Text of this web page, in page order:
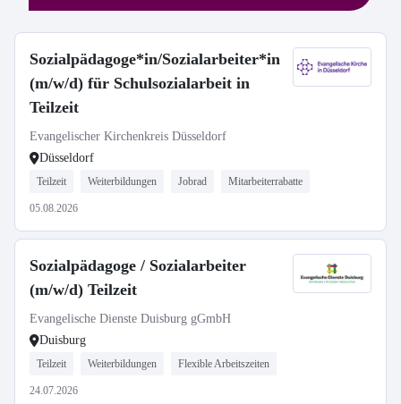
Sozialpädagoge*in/Sozialarbeiter*in
(m/w/d) für Schulsozialarbeit in
Teilzeit
Evangelischer Kirchenkreis Düsseldorf
Düsseldorf
Teilzeit Weiterbildungen Jobrad Mitarbeiterrabatte
05.08.2026
Sozialpädagoge / Sozialarbeiter
(m/w/d) Teilzeit
Evangelische Dienste Duisburg gGmbH
Duisburg
Teilzeit Weiterbildungen Flexible Arbeitszeiten
24.07.2026